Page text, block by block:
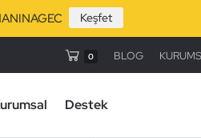
Keşfet
0 BLOG
Destek